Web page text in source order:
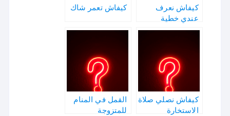
كيفاش نعرف
عندي خطية
كيفاش تعمر شاك
كيفاش نصلي صلاة
الاستخارة
القمل في المنام
للمتزوجة